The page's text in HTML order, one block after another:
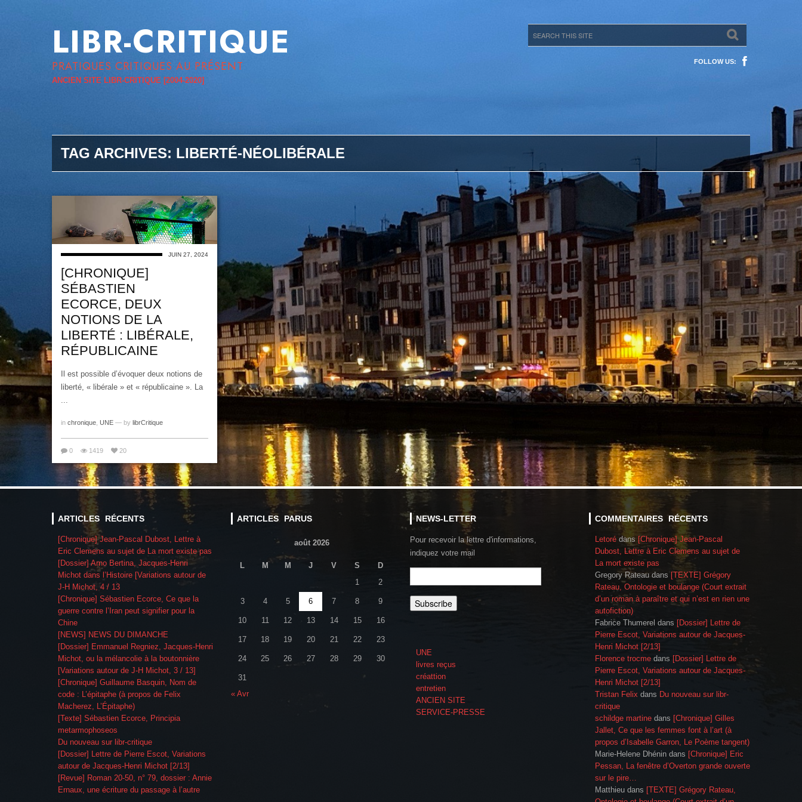
LIBR-CRITIQUE
PRATIQUES CRITIQUES AU PRÉSENT
ANCIEN SITE LIBR-CRITIQUE [2004-2020]
FOLLOW US:
TAG ARCHIVES: LIBERTÉ-NÉOLIBÉRALE
JUIN 27, 2024
[CHRONIQUE]
SÉBASTIEN
ECORCE, DEUX
NOTIONS DE LA
LIBERTÉ : LIBÉRALE,
RÉPUBLICAINE
Il est possible d’évoquer deux notions de
liberté, « libérale » et « républicaine ». La
in chronique UNE — by librCritique
0 1419 20
ARTICLES RÉCENTS
[Chronique] Jean-Pascal Dubost, Lettre à
Eric Clemens au sujet de La mort existe pas
[Dossier] Arno Bertina, Jacques-Henri
Michot dans l’Histoire [Variations autour de
J-H Michot, 4 / 13
[Chronique] Sébastien Ecorce, Ce que la
guerre contre l’Iran peut signifier pour la
Chine
[NEWS] NEWS DU DIMANCHE
[Dossier] Emmanuel Regniez, Jacques-Henri
Michot, ou la mélancolie à la boutonnière
[Variations autour de J-H Michot, 3 / 13]
[Chronique] Guillaume Basquin, Nom de
code : L’épitaphe (à propos de Felix
Macherez, L’Épitaphe)
[Texte] Sébastien Ecorce, Principia
metarmophoseos
Du nouveau sur libr-critique
[Dossier] Lettre de Pierre Escot, Variations
autour de Jacques-Henri Michot [2/13]
[Revue] Roman 20-50, n° 79, dossier : Annie
Ernaux, une écriture du passage à l’autre
ARTICLES PARUS
août 2026
L M M J V S
D
1
2
3 4 5 6 7 8 9
10 11 12 13 14 15 16
17 18 19 20 21 22 23
24 25 26 27 28 29 30
31
« Avr
NEWS-LETTER
Pour recevoir la lettre d'informations,
indiquez votre mail
UNE
livres reçus
créattion
entretien
ANCIEN SITE
SERVICE-PRESSE
COMMENTAIRES RÉCENTS
Letoré dans [Chronique] Jean-Pascal
Dubost, Lettre à Eric Clemens au sujet de
La mort existe pas
Gregory Rateau dans [TEXTE] Grégory
Rateau, Ontologie et boulange (Court extrait
d’un roman à paraître et qui n’est en rien une
autofiction)
Fabrice Thumerel dans [Dossier] Lettre de
Pierre Escot, Variations autour de Jacques-
Henri Michot [2/13]
Florence trocme dans [Dossier] Lettre de
Pierre Escot, Variations autour de Jacques-
Henri Michot [2/13]
Tristan Felix dans Du nouveau sur libr-
critique
schildge martine dans [Chronique] Gilles
Jallet, Ce que les femmes font à l’art (à
propos d’Isabelle Garron, Le Poème tangent)
Marie-Helene Dhénin dans [Chronique] Eric
Pessan, La fenêtre d’Overton grande ouverte
sur le pire…
Matthieu dans [TEXTE] Grégory Rateau,